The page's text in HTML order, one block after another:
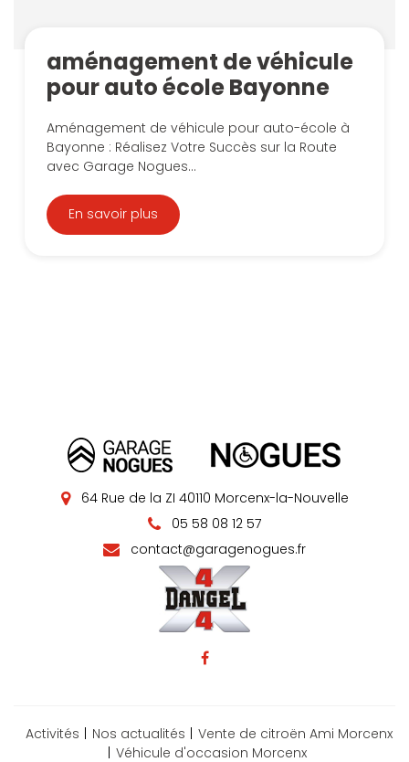
aménagement de véhicule
pour auto école Bayonne
Aménagement de véhicule pour auto-école à
Bayonne : Réalisez Votre Succès sur la Route
avec Garage Nogues...
En savoir plus
64 Rue de la ZI 40110 Morcenx-la-Nouvelle
05 58 08 12 57
contact@garagenogues.fr
Activités Nos actualités
Vente de citroën Ami Morcenx
Véhicule d'occasion Morcenx